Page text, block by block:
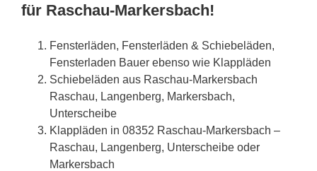
für Raschau-Markersbach!
Fensterläden, Fensterläden & Schiebeläden,
Fensterladen Bauer ebenso wie Klappläden
Schiebeläden aus Raschau-Markersbach
Raschau, Langenberg, Markersbach,
Unterscheibe
Klappläden in 08352 Raschau-Markersbach –
Raschau, Langenberg, Unterscheibe oder
Markersbach